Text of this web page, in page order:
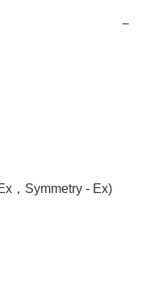
−
，Symmetry - Ex)